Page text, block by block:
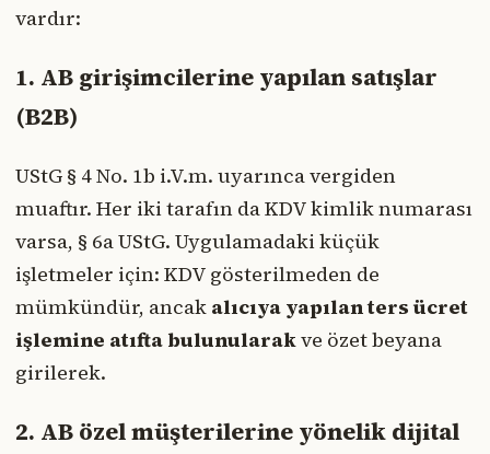
vardır:
1. AB girişimcilerine yapılan satışlar
(B2B)
UStG § 4 No. 1b i.V.m. uyarınca vergiden
muaftır. Her iki tarafın da KDV kimlik numarası
varsa, § 6a UStG. Uygulamadaki küçük
işletmeler için: KDV gösterilmeden de
mümkündür, ancak alıcıya yapılan ters ücret
işlemine atıfta bulunularakve özet beyana
girilerek.
2. AB özel müşterilerine yönelik dijital